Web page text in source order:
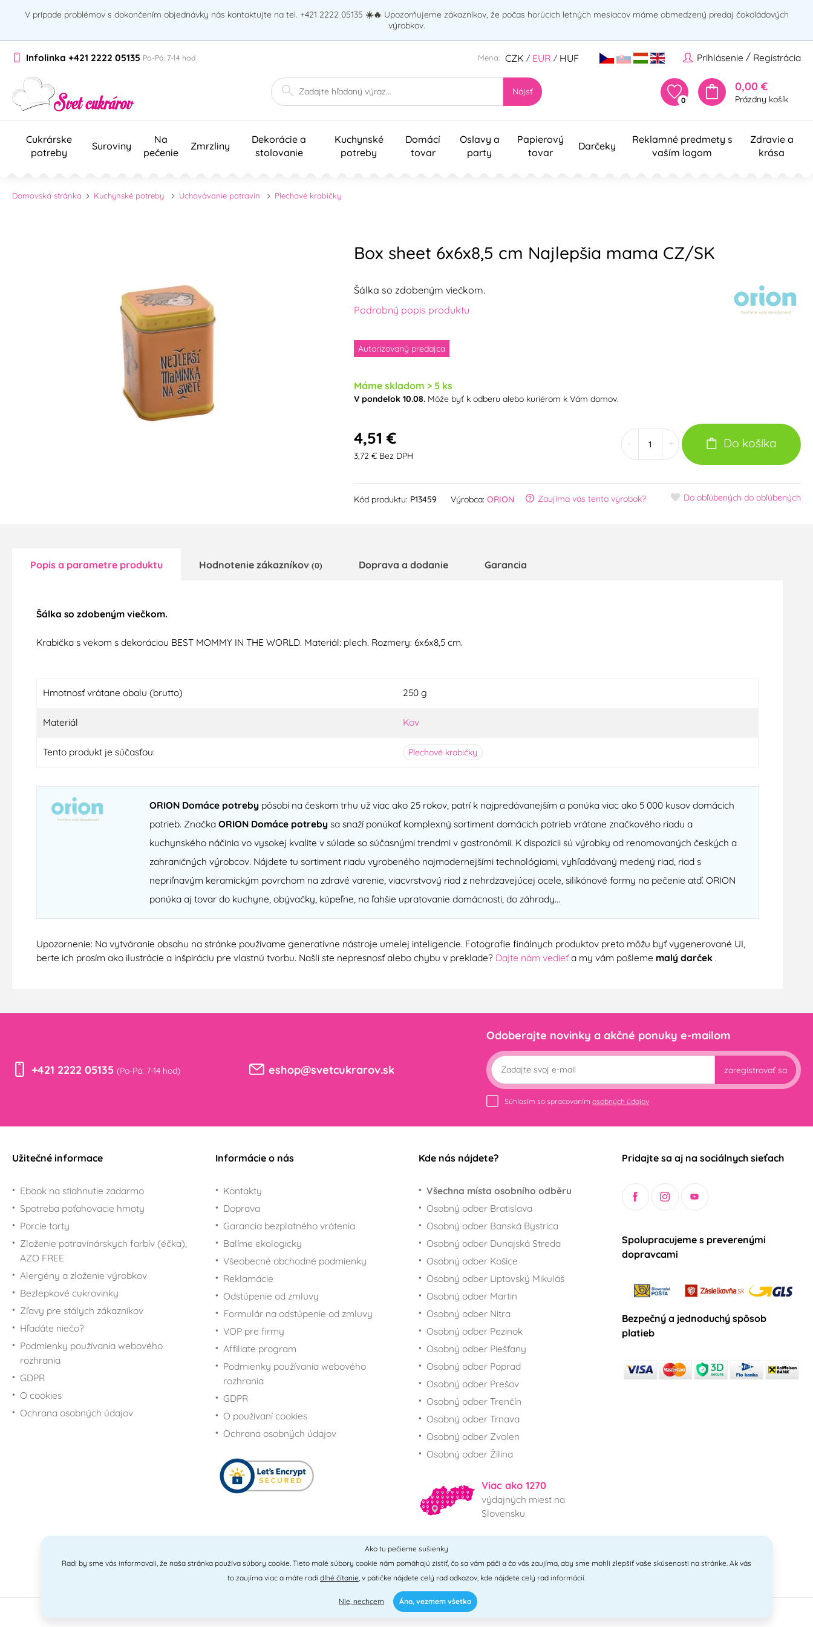
V prípade problémov s dokončením objednávky nás kontaktujte na tel. +421 2222 05135 ☀️🔥 Upozorňujeme zákazníkov, že počas horúcich letných mesiacov máme obmedzený predaj čokoládových
výrobkov.
Infolinka +421 2222 05135 Po-Pá: 7-14 hod Prihlásenie / Registrácia
Mena: CZK / EUR / HUF
Nájsť
0
0,00 €
Prázdny košík
Cukrárske
potreby
Suroviny
Na
pečenie
Zmrzliny
Dekorácie a
stolovanie
Kuchynské
potreby
Domácí
tovar
Oslavy a
party
Papierový
tovar
Darčeky
Reklamné predmety s
vaším logom
Zdravie a
krása
Domovská stránka Kuchynské potreby Uchovávanie potravín Plechové krabičky
Box sheet 6x6x8,5 cm Najlepšia mama CZ/SK
Šálka so zdobeným viečkom.
Podrobný popis produktu
Autorizovaný predajca
Máme skladom > 5 ks
V pondelok 10.08.Môže byť k odberu alebo kuriérom k Vám domov.
4,51 €
3,72 € Bez DPH
+ Do košíka
Kód produktu: P13459 Výrobca: ORION Zaujíma vás tento výrobok? Do obľúbených do obľúbených
Popis a parametre produktu Hodnotenie zákazníkov (0) Doprava a dodanie Garancia
Šálka so zdobeným viečkom.
Krabička s vekom s dekoráciou BEST MOMMY IN THE WORLD. Materiál: plech. Rozmery: 6x6x8,5 cm.
Hmotnosť vrátane obalu (brutto) 250 g
Materiál Kov
Tento produkt je súčasťou: Plechové krabičky
ORION Domáce potrebypôsobí na českom trhu už viac ako 25 rokov, patrí k najpredávanejším a ponúka viac ako 5 000 kusov domácich
potrieb. Značka ORION Domáce potrebysa snaží ponúkať komplexný sortiment domácich potrieb vrátane značkového riadu a
kuchynského náčinia vo vysokej kvalite v súlade so súčasnými trendmi v gastronómii. K dispozícii sú výrobky od renomovaných českých a
zahraničných výrobcov. Nájdete tu sortiment riadu vyrobeného najmodernejšími technológiami, vyhľadávaný medený riad, riad s
nepriľnavým keramickým povrchom na zdravé varenie, viacvrstvový riad z nehrdzavejúcej ocele, silikónové formy na pečenie atď. ORION
ponúka aj tovar do kuchyne, obývačky, kúpeľne, na ľahšie upratovanie domácnosti, do záhrady...
Upozornenie: Na vytváranie obsahu na stránke používame generatívne nástroje umelej inteligencie. Fotografie finálnych produktov preto môžu byť vygenerované UI,
berte ich prosím ako ilustrácie a inšpiráciu pre vlastnú tvorbu. Našli ste nepresnosť alebo chybu v preklade? Dajte nám vedieťa my vám pošleme malý darček .
+421 2222 05135 (Po-Pá: 7-14 hod) eshop@svetcukrarov.sk
Odoberajte novinky a akčné ponuky e-mailom
zaregistrovať sa
Súhlasím so spracovaním osobných údajov
Užitečné informace
Ebook na stiahnutie zadarmo
Spotreba poťahovacie hmoty
Porcie torty
Zloženie potravinárskych farbív (éčka),
AZO FREE
Alergény a zloženie výrobkov
Bezlepkové cukrovinky
Zľavy pre stálych zákazníkov
Hľadáte niečo?
Podmienky používania webového
rozhrania
GDPR
O cookies
Ochrana osobných údajov
Informácie o nás
Kontakty
Doprava
Garancia bezplatného vrátenia
Balíme ekologicky
Všeobecné obchodné podmienky
Reklamácie
Odstúpenie od zmluvy
Formulár na odstúpenie od zmluvy
VOP pre firmy
Affiliate program
Podmienky používania webového
rozhrania
GDPR
O používaní cookies
Ochrana osobných údajov
Kde nás nájdete?
Všechna místa osobního odběru
Osobný odber Bratislava
Osobný odber Banská Bystrica
Osobný odber Dunajská Streda
Osobný odber Košice
Osobný odber Liptovský Mikuláš
Osobný odber Martin
Osobný odber Nitra
Osobný odber Pezinok
Osobný odber Piešťany
Osobný odber Poprad
Osobný odber Prešov
Osobný odber Trenčín
Osobný odber Trnava
Osobný odber Zvolen
Osobný odber Žilina
Viac ako 1270
výdajných miest na
Slovensku
Všetky miesta
Pridajte sa aj na sociálnych sieťach
Spolupracujeme s preverenými
dopravcami
Bezpečný a jednoduchý spôsob
platieb
2010 - 2026 © PNM International s.r.o. • technické riešenieSimplia
Ako tu pečieme sušienky
Radi by sme vás informovali, že naša stránka používa súbory cookie. Tieto malé súbory cookie nám pomáhajú zistiť, čo sa vám páči a čo vás zaujíma, aby sme mohli zlepšiť vaše skúsenosti na stránke. Ak vás
to zaujíma viac a máte radi dlhé čítanie, v pätičke nájdete celý rad odkazov, kde nájdete celý rad informácií.
Nie, nechcem Áno, vezmem všetko